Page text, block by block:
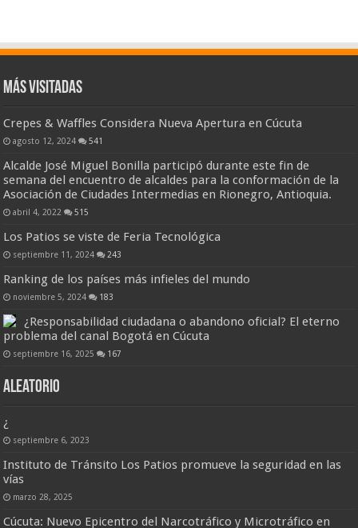
Más visitadas
Crepes & Waffles Considera Nueva Apertura en Cúcuta
agosto 12, 2024 541
Alcalde José Miguel Bonilla participó durante este fin de
semana del encuentro de alcaldes para la conformación de la
Asociación de Ciudades Intermedias en Rionegro, Antioquia.
abril 4, 2022 515
Los Patios se viste de Feria Tecnológica
septiembre 11, 2024 243
Ranking de los países más infieles del mundo
noviembre 5, 2024 183
¿Responsabilidad ciudadana o abandono oficial? El eterno
problema del canal Bogotá en Cúcuta
septiembre 16, 2025 167
Aleatorio
¿
septiembre 6, 2023
Instituto de Tránsito Los Patios promueve la seguridad en las
vías
marzo 28, 2025
Cúcuta: Nuevo Epicentro del Narcotráfico y Microtráfico en